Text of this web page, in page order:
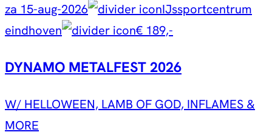
za 15-aug-2026
IJssportcentrum
eindhoven
€ 189,-
DYNAMO METALFEST 2026
W/ HELLOWEEN, LAMB OF GOD, INFLAMES &
MORE